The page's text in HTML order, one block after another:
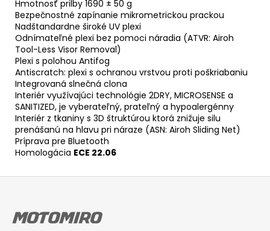
Hmotnosť prilby 1690 ± 50 g
Bezpečnostné zapínanie mikrometrickou prackou
Nadštandardne široké UV plexi
Odnímateľné plexi bez pomoci náradia (ATVR: Airoh
Tool-Less Visor Removal)
Plexi s polohou Antifog
Antiscratch: plexi s ochranou vrstvou proti poškriabaniu
Integrovaná slnečná clona
Interiér využívajúci technológie 2DRY, MICROSENSE a
SANITIZED, je vyberateľný, prateľný a hypoalergénny
Interiér z tkaniny s 3D štruktúrou ktorá znižuje silu
prenášanú na hlavu pri náraze (ASN: Airoh Sliding Net)
Príprava pre Bluetooth
Homologácia ECE 22.06